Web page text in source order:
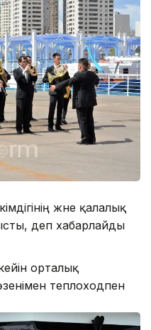
және қалалық
деп хабарлайды
орталық
теплоходпен